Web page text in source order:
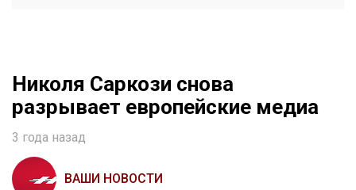
Николя Саркози снова
разрывает европейские медиа
3 года назад
ВАШИ НОВОСТИ